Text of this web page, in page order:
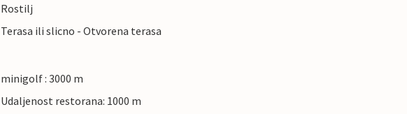
Rostilj
Terasa ili slicno - Otvorena terasa
minigolf : 3000 m
Udaljenost restorana: 1000 m